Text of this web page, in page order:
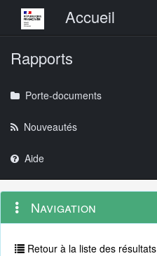
Menu principalAccueil
Rapports
Porte-documents
Nouveautés
Aide
Navigation
outils
Menu
contextuel
Navigation
Retour à la liste des résultats